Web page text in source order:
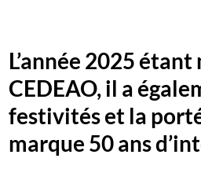
L’année 2025
CEDEAO, il a
festivités et la
marque 50 ans